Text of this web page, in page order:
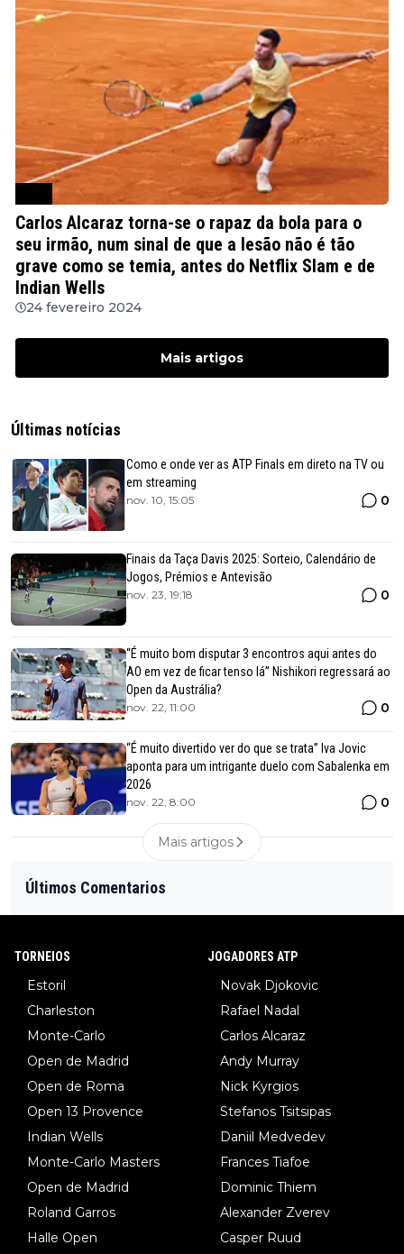
Carlos Alcaraz torna-se o rapaz da bola para o
seu irmão, num sinal de que a lesão não é tão
grave como se temia, antes do Netflix Slam e de
Indian Wells
24 fevereiro 2024
Mais artigos
Últimas notícias
Como e onde ver as ATP Finals em direto na TV ou
em streaming
nov. 10, 15:05 0
Finais da Taça Davis 2025: Sorteio, Calendário de
Jogos, Prémios e Antevisão
nov. 23, 19:18 0
“É muito bom disputar 3 encontros aqui antes do
AO em vez de ficar tenso lá” Nishikori regressará ao
Open da Austrália?
nov. 22, 11:00 0
“É muito divertido ver do que se trata” Iva Jovic
aponta para um intrigante duelo com Sabalenka em
2026
nov. 22, 8:00 0
Mais artigos
Últimos Comentarios
TORNEIOS
Estoril
Charleston
Monte-Carlo
Open de Madrid
Open de Roma
Open 13 Provence
Indian Wells
Monte-Carlo Masters
Open de Madrid
Roland Garros
Halle Open
JOGADORES ATP
Novak Djokovic
Rafael Nadal
Carlos Alcaraz
Andy Murray
Nick Kyrgios
Stefanos Tsitsipas
Daniil Medvedev
Frances Tiafoe
Dominic Thiem
Alexander Zverev
Casper Ruud